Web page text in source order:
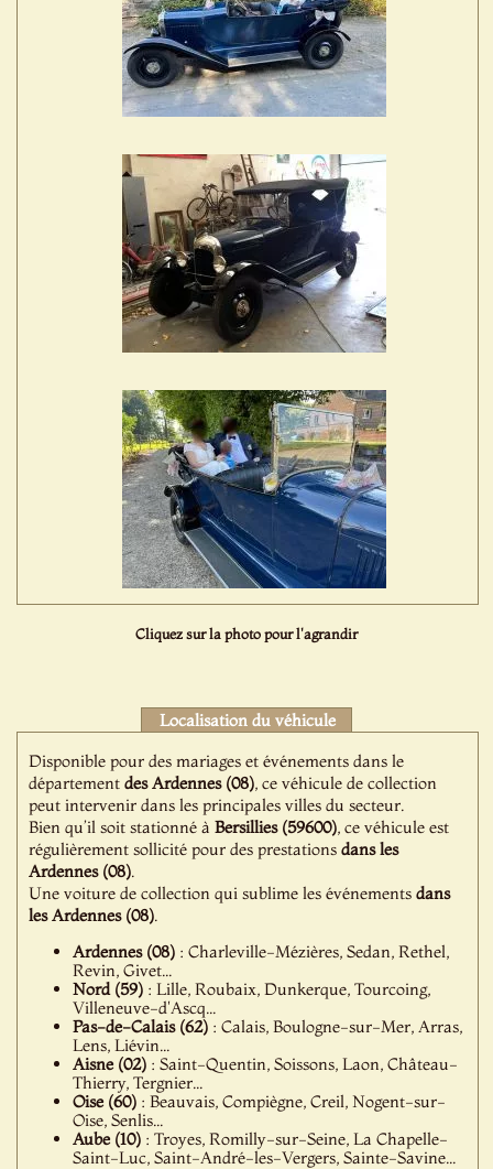
Cliquez sur la photo pour l'agrandir
Localisation du véhicule
Disponible pour des mariages et événements dans le
départementdes Ardennes (08), ce véhicule de collection
peut intervenir dans les principales villes du secteur.
Bien qu’il soit stationné àBersillies (59600), ce véhicule est
régulièrement sollicité pour des prestationsdans les
Ardennes (08).
Une voiture de collection qui sublime les événementsdans
les Ardennes (08).
Ardennes (08) : Charleville-Mézières, Sedan, Rethel,
Revin, Givet...
Nord (59) : Lille, Roubaix, Dunkerque, Tourcoing,
Villeneuve-d'Ascq...
Pas-de-Calais (62) : Calais, Boulogne-sur-Mer, Arras,
Lens, Liévin...
Aisne (02) : Saint-Quentin, Soissons, Laon, Château-
Thierry, Tergnier...
Oise (60) : Beauvais, Compiègne, Creil, Nogent-sur-
Oise, Senlis...
Aube (10) : Troyes, Romilly-sur-Seine, La Chapelle-
Saint-Luc, Saint-André-les-Vergers, Sainte-Savine...